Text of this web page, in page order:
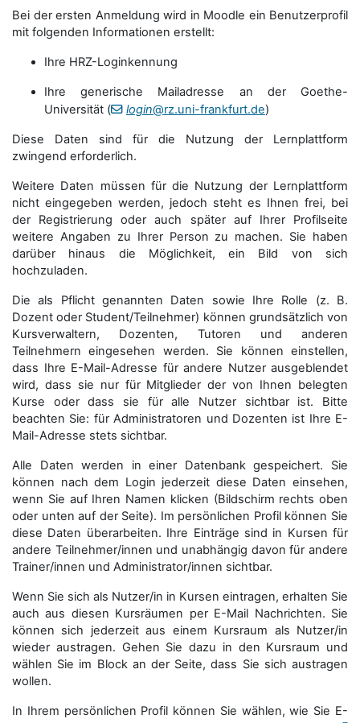
Bei der ersten Anmeldung wird in Moodle ein Benutzerprofil
mit folgenden Informationen erstellt:
Ihre HRZ-Loginkennung
Ihre generische Mailadresse an der Goethe-
Universität (
login@rz.uni-frankfurt.de)
Diese Daten sind für die Nutzung der Lernplattform
zwingend erforderlich.
Weitere Daten müssen für die Nutzung der Lernplattform
nicht eingegeben werden, jedoch steht es Ihnen frei, bei
der Registrierung oder auch später auf Ihrer Profilseite
weitere Angaben zu Ihrer Person zu machen. Sie haben
darüber hinaus die Möglichkeit, ein Bild von sich
hochzuladen.
Die als Pflicht genannten Daten sowie Ihre Rolle (z. B.
Dozent oder Student/Teilnehmer) können grundsätzlich von
Kursverwaltern, Dozenten, Tutoren und anderen
Teilnehmern eingesehen werden. Sie können einstellen,
dass Ihre E-Mail-Adresse für andere Nutzer ausgeblendet
wird, dass sie nur für Mitglieder der von Ihnen belegten
Kurse oder dass sie für alle Nutzer sichtbar ist. Bitte
beachten Sie: für Administratoren und Dozenten ist Ihre E-
Mail-Adresse stets sichtbar.
Alle Daten werden in einer Datenbank gespeichert. Sie
können nach dem Login jederzeit diese Daten einsehen,
wenn Sie auf Ihren Namen klicken (Bildschirm rechts oben
oder unten auf der Seite). Im persönlichen Profil können Sie
diese Daten überarbeiten. Ihre Einträge sind in Kursen für
andere Teilnehmer/innen und unabhängig davon für andere
Trainer/innen und Administrator/innen sichtbar.
Wenn Sie sich als Nutzer/in in Kursen eintragen, erhalten Sie
auch aus diesen Kursräumen per E-Mail Nachrichten. Sie
können sich jederzeit aus einem Kursraum als Nutzer/in
wieder austragen. Gehen Sie dazu in den Kursraum und
wählen Sie im Block an der Seite, dass Sie sich austragen
wollen.
In Ihrem persönlichen Profil können Sie wählen, wie Sie E-